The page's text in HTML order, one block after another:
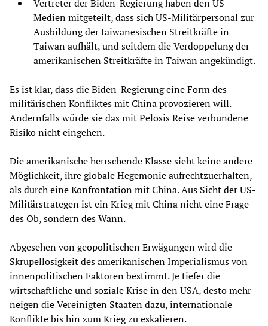
Vertreter der Biden-Regierung haben den US-
Medien mitgeteilt, dass sich US-Militärpersonal zur
Ausbildung der taiwanesischen Streitkräfte in
Taiwan aufhält, und seitdem die Verdoppelung der
amerikanischen Streitkräfte in Taiwan angekündigt.
Es ist klar, dass die Biden-Regierung eine Form des
militärischen Konfliktes mit China provozieren will.
Andernfalls würde sie das mit Pelosis Reise verbundene
Risiko nicht eingehen.
Die amerikanische herrschende Klasse sieht keine andere
Möglichkeit, ihre globale Hegemonie aufrechtzuerhalten,
als durch eine Konfrontation mit China. Aus Sicht der US-
Militärstrategen ist ein Krieg mit China nicht eine Frage
des Ob, sondern des Wann.
Abgesehen von geopolitischen Erwägungen wird die
Skrupellosigkeit des amerikanischen Imperialismus von
innenpolitischen Faktoren bestimmt. Je tiefer die
wirtschaftliche und soziale Krise in den USA, desto mehr
neigen die Vereinigten Staaten dazu, internationale
Konflikte bis hin zum Krieg zu eskalieren.